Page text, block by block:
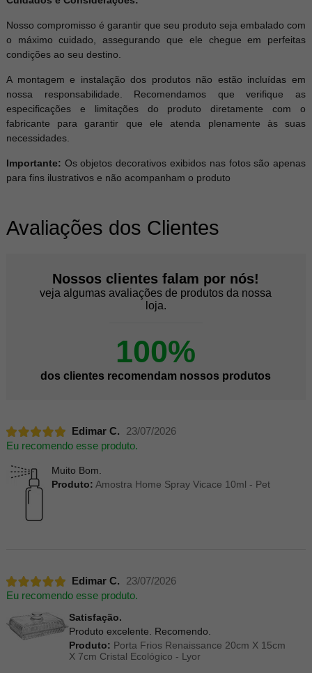
Nosso compromisso é garantir que seu produto seja embalado com
o máximo cuidado, assegurando que ele chegue em perfeitas
condições ao seu destino.
A montagem e instalação dos produtos não estão incluídas em
nossa responsabilidade. Recomendamos que verifique as
especificações e limitações do produto diretamente com o
fabricante para garantir que ele atenda plenamente às suas
necessidades.
Importante: Os objetos decorativos exibidos nas fotos são apenas
para fins ilustrativos e não acompanham o produto
Avaliações dos Clientes
Nossos clientes falam por nós!
veja algumas avaliações de produtos da nossa
loja.
100%
dos clientes recomendam nossos produtos
Edimar C.
23/07/2026
Eu recomendo esse produto.
Muito Bom.
Produto: Amostra Home Spray Vicace 10ml - Pet
Edimar C.
23/07/2026
Eu recomendo esse produto.
Satisfação.
Produto excelente. Recomendo.
Produto: Porta Frios Renaissance 20cm X 15cm
X 7cm Cristal Ecológico - Lyor